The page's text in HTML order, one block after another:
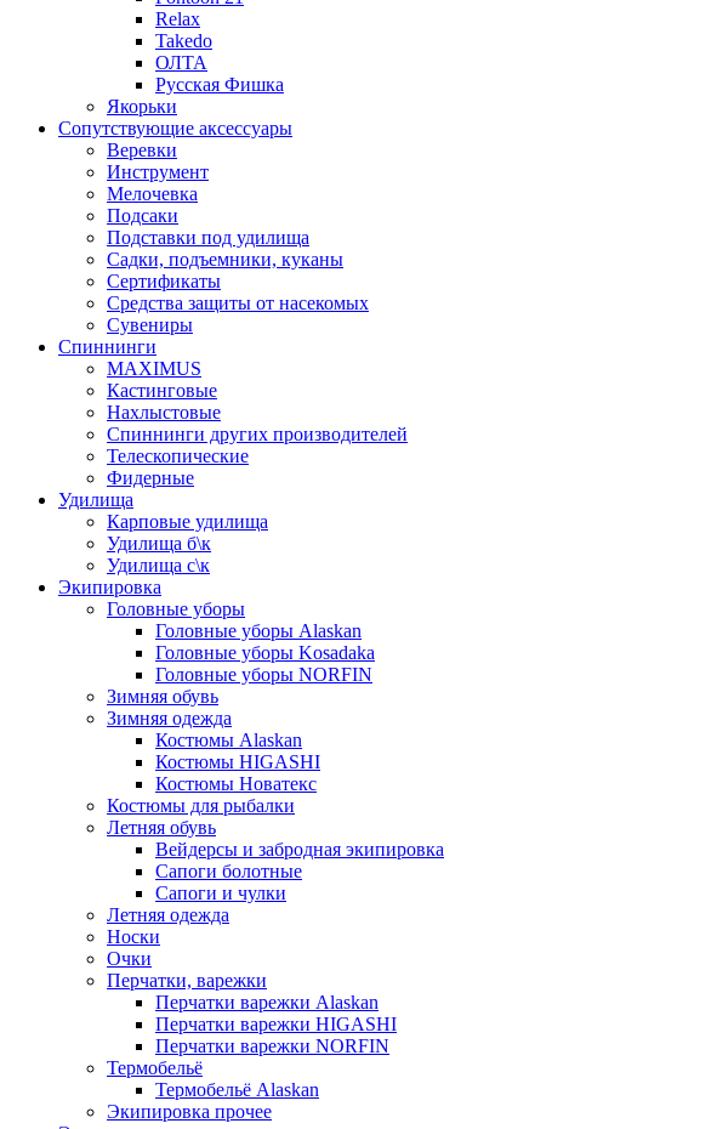
Relax
Takedo
ОЛТА
Русская Фишка
Якорьки
Сопутствующие аксессуары
Веревки
Инструмент
Мелочевка
Подсаки
Подставки под удилища
Садки, подъемники, куканы
Сертификаты
Средства защиты от насекомых
Сувениры
Спиннинги
MAXIMUS
Кастинговые
Нахлыстовые
Спиннинги других производителей
Телескопические
Фидерные
Удилища
Карповые удилища
Удилища б\к
Удилища с\к
Экипировка
Головные уборы
Головные уборы Alaskan
Головные уборы Kosadaka
Головные уборы NORFIN
Зимняя обувь
Зимняя одежда
Костюмы Alaskan
Костюмы HIGASHI
Костюмы Новатекс
Костюмы для рыбалки
Летняя обувь
Вейдерсы и забродная экипировка
Сапоги болотные
Сапоги и чулки
Летняя одежда
Носки
Очки
Перчатки, варежки
Перчатки варежки Alaskan
Перчатки варежки HIGASHI
Перчатки варежки NORFIN
Термобельё
Термобельё Alaskan
Экипировка прочее